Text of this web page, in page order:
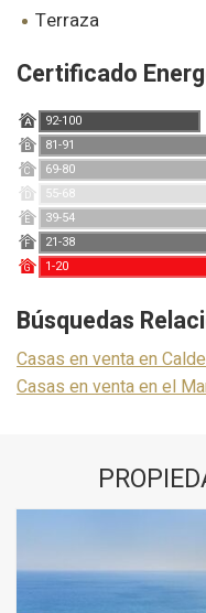
terraza
Certificado
A 92-100
B 81-91
C 69-80
D 55-68
E 39-54
F 21-38
G 1-20
Búsquedas
Casas en venta en
Casas en venta en el